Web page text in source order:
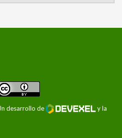
desarrollo de
y la